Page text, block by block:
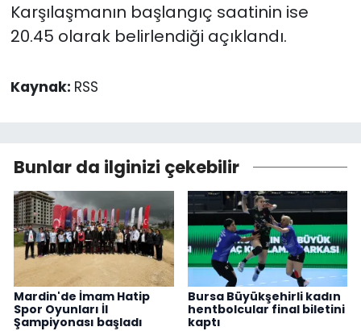
Karşılaşmanın başlangıç saatinin ise
20.45 olarak belirlendiği açıklandı.
Kaynak: RSS
Bunlar da ilginizi çekebilir
Mardin'de İmam Hatip
Spor Oyunları İl
Şampiyonası başladı
Bursa Büyükşehirli kadın
hentbolcular final biletini
kaptı